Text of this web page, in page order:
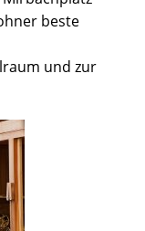
beste
und zur